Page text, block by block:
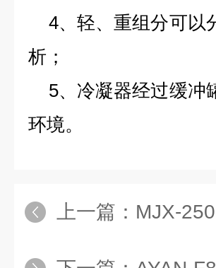
4、轻、重组分可以
析；
5、冷凝器经过缓冲
环境。
上一篇： MJX-